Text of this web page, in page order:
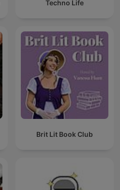
Techno Life
Brit Lit Book Club